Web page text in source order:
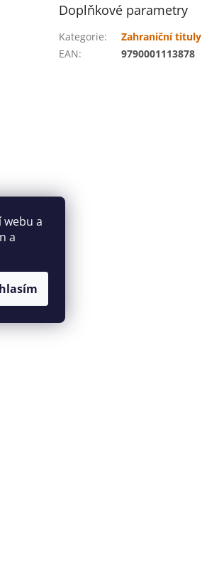
a
a
Doplňkové parametry
Kategorie:
Zahraniční tituly
EAN: 9790001113878